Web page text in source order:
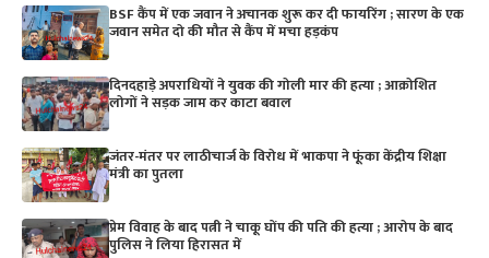
BSF कैंप में एक जवान ने अचानक शुरू कर दी फायरिंग ; सारण के एक
जवान समेत दो की मौत से कैंप में मचा हड़कंप
दिनदहाड़े अपराधियों ने युवक की गोली मार की हत्या ; आक्रोशित
लोगों ने सड़क जाम कर काटा बवाल
जंतर-मंतर पर लाठीचार्ज के विरोध में भाकपा ने फूंका केंद्रीय शिक्षा
मंत्री का पुतला
प्रेम विवाह के बाद पत्नी ने चाकू घोंप की पति की हत्या ; आरोप के बाद
पुलिस ने लिया हिरासत में